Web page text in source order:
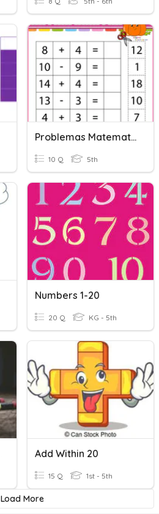
Problemas Matematicos De Suma Y Resta
10 Q 5th
Numbers 1-20
20 Q KG - 5th
Add Within 20
15 Q 1st - 5th
Load More